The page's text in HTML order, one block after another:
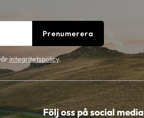
Prenumerera
integritetspolicy.
Följ oss på social media